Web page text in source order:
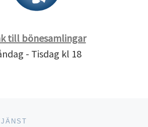
till bönesamlingar
- Tisdag kl 18